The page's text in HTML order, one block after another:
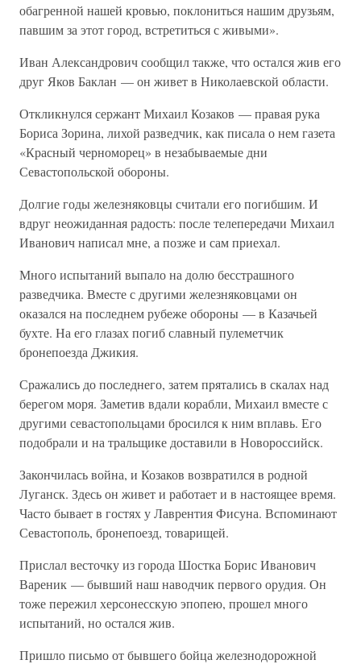
обагренной нашей кровью, поклониться нашим друзьям,
павшим за этот город, встретиться с живыми».
Иван Александрович сообщил также, что остался жив его
друг Яков Баклан — он живет в Николаевской области.
Откликнулся сержант Михаил Козаков — правая рука
Бориса Зорина, лихой разведчик, как писала о нем газета
«Красный черноморец» в незабываемые дни
Севастопольской обороны.
Долгие годы железняковцы считали его погибшим. И
вдруг неожиданная радость: после телепередачи Михаил
Иванович написал мне, а позже и сам приехал.
Много испытаний выпало на долю бесстрашного
разведчика. Вместе с другими железняковцами он
оказался на последнем рубеже обороны — в Казачьей
бухте. На его глазах погиб славный пулеметчик
бронепоезда Джикия.
Сражались до последнего, затем прятались в скалах над
берегом моря. Заметив вдали корабли, Михаил вместе с
другими севастопольцами бросился к ним вплавь. Его
подобрали и на тральщике доставили в Новороссийск.
Закончилась война, и Козаков возвратился в родной
Луганск. Здесь он живет и работает и в настоящее время.
Часто бывает в гостях у Лаврентия Фисуна. Вспоминают
Севастополь, бронепоезд, товарищей.
Прислал весточку из города Шостка Борис Иванович
Вареник — бывший наш наводчик первого орудия. Он
тоже пережил херсонесскую эпопею, прошел много
испытаний, но остался жив.
Пришло письмо от бывшего бойца железнодорожной